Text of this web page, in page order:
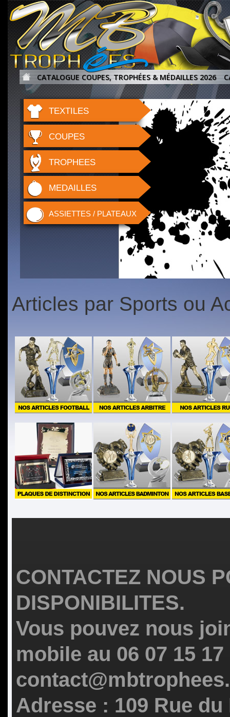
CATALOGUE COUPES, TROPHÉES & MÉDAILLES 2026
TEXTILES
COUPES
TROPHEES
MEDAILLES
ASSIETTES / PLATEAUX
5 1
Articles par Sports ou
CONTACTEZ NOUS
DISPONIBILITES.
Vous pouvez nous
mobile au 06 07 15
Adresse : 109 Rue